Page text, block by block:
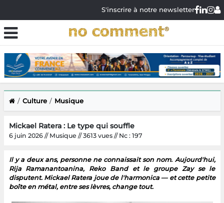
S'inscrire à notre newsletter
Culture Musique
Mickael Ratera : Le type qui souffle
6 juin 2026 // Musique // 3613 vues // Nc : 197
Il y a deux ans, personne ne connaissait son nom. Aujourd'hui,
Rija Ramanantoanina, Reko Band et le groupe Zay se le
disputent. Mickael Ratera joue de l'harmonica — et cette petite
boîte en métal, entre ses lèvres, change tout.